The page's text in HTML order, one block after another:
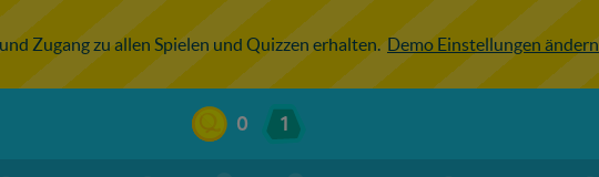
Zugang zu allen Spielen und Quizzen erhalten. Demo Einstellungen ändern
0 1